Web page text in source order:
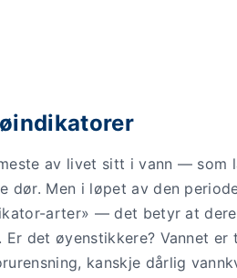
av livet sitt i vann — som
dør. Men i løpet av den
arter» — det betyr at
det øyenstikkere? Vannet er
kanskje dårlig